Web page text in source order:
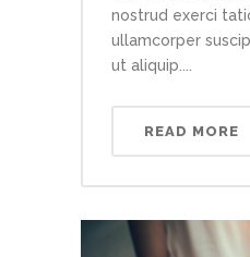
nostrud exerci
ullamcorper
ut aliquip....
READ MORE